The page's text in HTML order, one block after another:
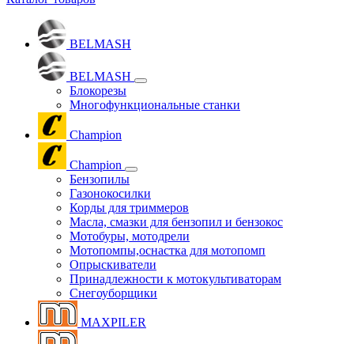
BELMASH
BELMASH
Блокорезы
Многофункциональные станки
Champion
Champion
Бензопилы
Газонокосилки
Корды для триммеров
Масла, смазки для бензопил и бензокос
Мотобуры, мотодрели
Мотопомпы,оснастка для мотопомп
Опрыскиватели
Принадлежности к мотокультиваторам
Снегоуборщики
MAXPILER